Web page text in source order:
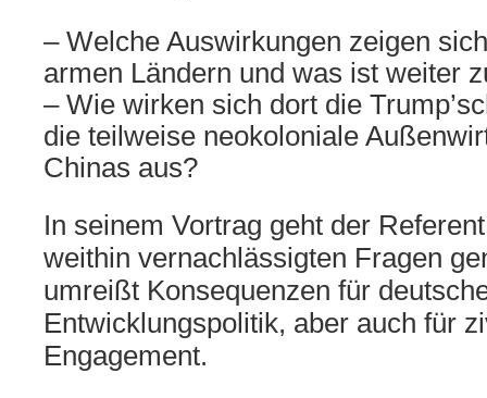
– Welche Auswirkungen zeigen
armen Ländern und was ist weiter
– Wie wirken sich dort die
die teilweise neokoloniale
Chinas aus?
In seinem Vortrag geht der
weithin vernachlässigten Fragen
umreißt Konsequenzen für
Entwicklungspolitik, aber auch für
Engagement.